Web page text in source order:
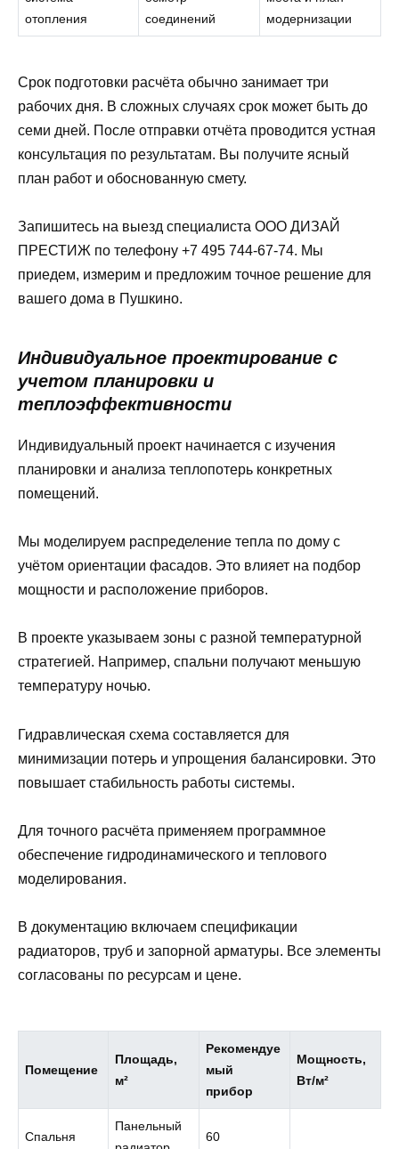
отопления
соединений
модернизации
Срок подготовки расчёта обычно занимает три
рабочих дня. В сложных случаях срок может быть до
семи дней. После отправки отчёта проводится устная
консультация по результатам. Вы получите ясный
план работ и обоснованную смету.
Запишитесь на выезд специалиста ООО ДИЗАЙ
ПРЕСТИЖ по телефону +7 495 744-67-74. Мы
приедем, измерим и предложим точное решение для
вашего дома в Пушкино.
Индивидуальное проектирование с
учетом планировки и
теплоэффективности
Индивидуальный проект начинается с изучения
планировки и анализа теплопотерь конкретных
помещений.
Мы моделируем распределение тепла по дому с
учётом ориентации фасадов. Это влияет на подбор
мощности и расположение приборов.
В проекте указываем зоны с разной температурной
стратегией. Например, спальни получают меньшую
температуру ночью.
Гидравлическая схема составляется для
минимизации потерь и упрощения балансировки. Это
повышает стабильность работы системы.
Для точного расчёта применяем программное
обеспечение гидродинамического и теплового
моделирования.
В документацию включаем спецификации
радиаторов, труб и запорной арматуры. Все элементы
согласованы по ресурсам и цене.
Помещение
Площадь,
м²
Рекомендуе
мый
прибор
Мощность,
Вт/м²
Спальня
Панельный
60